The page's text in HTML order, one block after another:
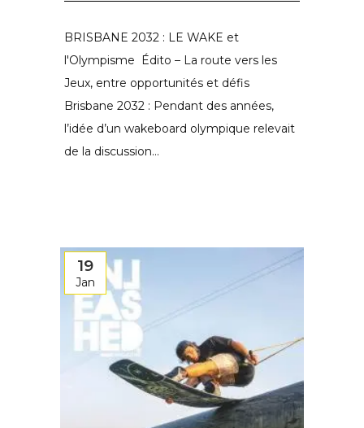
BRISBANE 2032 : LE WAKE et
l'Olympisme Édito – La route vers les
Jeux, entre opportunités et défis
Brisbane 2032 : Pendant des années,
l’idée d’un wakeboard olympique relevait
de la discussion...
19
Jan